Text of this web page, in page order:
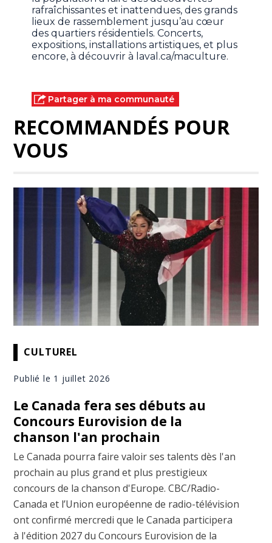
rafraîchissantes et inattendues, des grands
lieux de rassemblement jusqu’au cœur
des quartiers résidentiels. Concerts,
expositions, installations artistiques, et plus
encore, à découvrir à laval.ca/maculture.
Partager à ma communauté
RECOMMANDÉS POUR
VOUS
CULTUREL
Publié le 1 juillet 2026
Le Canada fera ses débuts au
Concours Eurovision de la
chanson l'an prochain
Le Canada pourra faire valoir ses talents dès l'an
prochain au plus grand et plus prestigieux
concours de la chanson d'Europe. CBC/Radio-
Canada et l’Union européenne de radio-télévision
ont confirmé mercredi que le Canada participera
à l'édition 2027 du Concours Eurovision de la